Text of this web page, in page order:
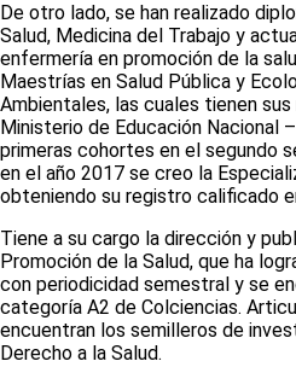
De otro lado, se han realizado
Salud, Medicina del Trabajo y
enfermería en promoción de la
Maestrías en Salud Pública y
Ambientales, las cuales tienen
Ministerio de Educación Nacional
primeras cohortes en el segundo
en el año 2017 se creo la
obteniendo su registro calificado
Tiene a su cargo la dirección y
Promoción de la Salud, que ha
con periodicidad semestral y se
categoría A2 de Colciencias.
encuentran los semilleros de
Derecho a la Salud.